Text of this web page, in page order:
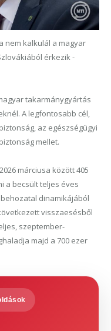
nem kalkulál a magyar
érkezik -
takarmánygyártás
A legfontosabb cél,
az egészségügyi
mellet.
márciusa között 405
a becsült teljes éves
dinamikájából
visszaesésből
szeptember-
majd a 700 ezer